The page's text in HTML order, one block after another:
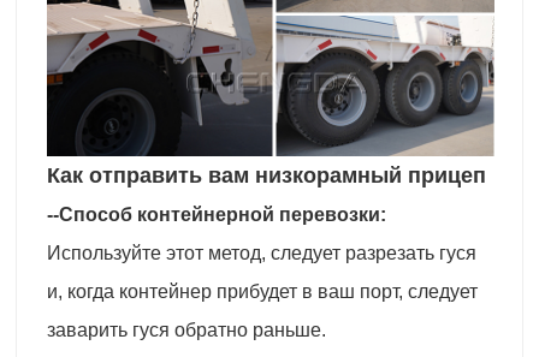
Как отправить вам низкорамный прицеп
--Способ контейнерной перевозки:
Используйте этот метод, следует разрезать гуся
и, когда контейнер прибудет в ваш порт, следует
заварить гуся обратно раньше.